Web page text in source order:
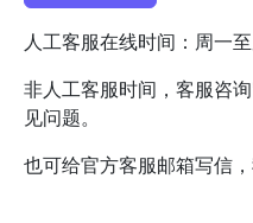
人工客服在线时间：周一
非人工客服时间，客服咨
见问题。
也可给官方客服邮箱写信